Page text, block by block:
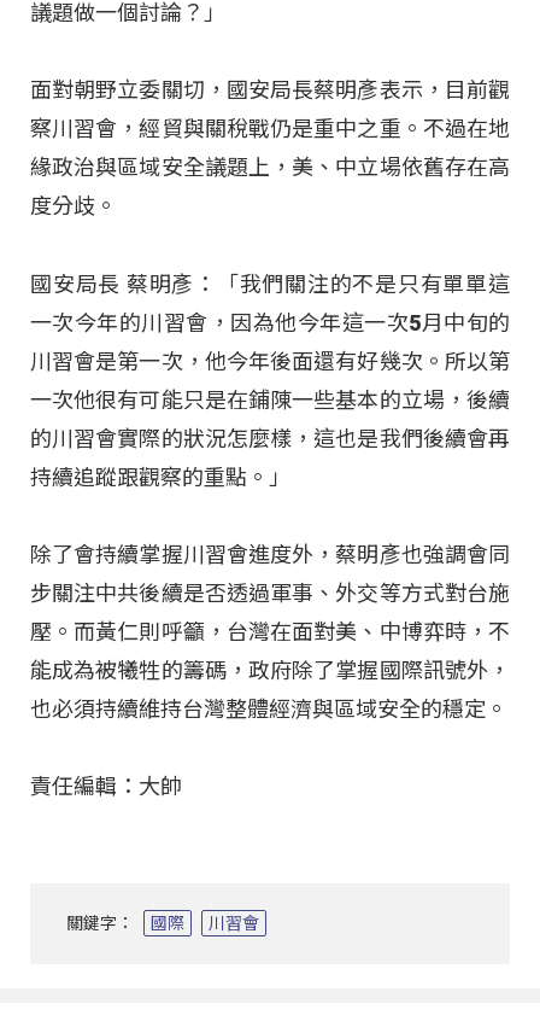
議題做一個討論？」
面對朝野立委關切，國安局長蔡明彥表示，目前觀
察川習會，經貿與關稅戰仍是重中之重。不過在地
緣政治與區域安全議題上，美、中立場依舊存在高
度分歧。
國安局長 蔡明彥：「我們關注的不是只有單單這
一次今年的川習會，因為他今年這一次5月中旬的
川習會是第一次，他今年後面還有好幾次。所以第
一次他很有可能只是在鋪陳一些基本的立場，後續
的川習會實際的狀況怎麼樣，這也是我們後續會再
持續追蹤跟觀察的重點。」
除了會持續掌握川習會進度外，蔡明彥也強調會同
步關注中共後續是否透過軍事、外交等方式對台施
壓。而黃仁則呼籲，台灣在面對美、中博弈時，不
能成為被犧牲的籌碼，政府除了掌握國際訊號外，
也必須持續維持台灣整體經濟與區域安全的穩定。
責任編輯：大帥
關鍵字： 國際 川習會